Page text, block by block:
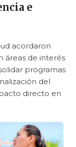
e
acordaron
áreas de interés
programas
del
directo en